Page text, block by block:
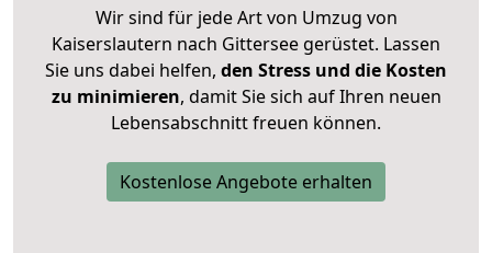
Wir sind für jede Art von Umzug von
Kaiserslautern nach Gittersee gerüstet. Lassen
Sie uns dabei helfen, den Stress und die Kosten
zu minimieren, damit Sie sich auf Ihren neuen
Lebensabschnitt freuen können.
Kostenlose Angebote erhalten